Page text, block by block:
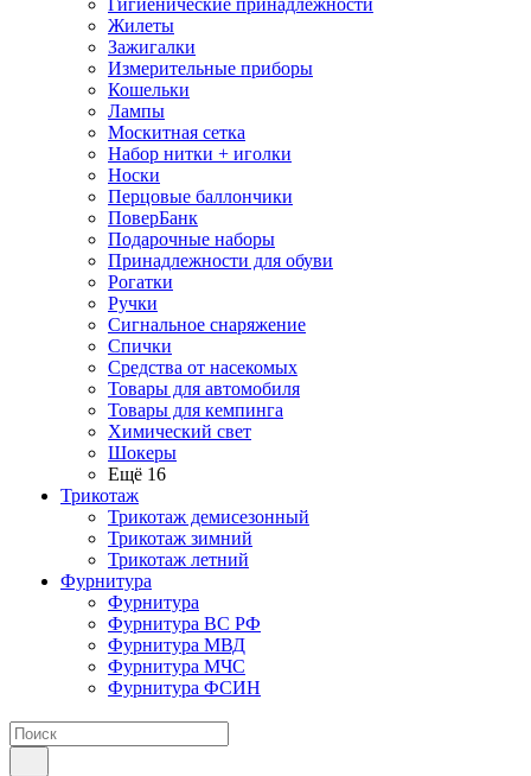
Гигиенические принадлежности
Жилеты
Зажигалки
Измерительные приборы
Кошельки
Лампы
Москитная сетка
Набор нитки + иголки
Носки
Перцовые баллончики
ПоверБанк
Подарочные наборы
Принадлежности для обуви
Рогатки
Ручки
Сигнальное снаряжение
Спички
Средства от насекомых
Товары для автомобиля
Товары для кемпинга
Химический свет
Шокеры
Ещё 16
Трикотаж
Трикотаж демисезонный
Трикотаж зимний
Трикотаж летний
Фурнитура
Фурнитура
Фурнитура ВС РФ
Фурнитура МВД
Фурнитура МЧС
Фурнитура ФСИН